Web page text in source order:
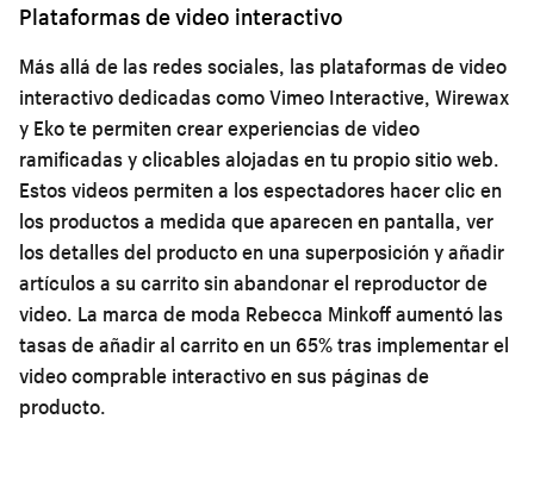
Plataformas de video interactivo
Más allá de las redes sociales, las plataformas de video
interactivo dedicadas como Vimeo Interactive, Wirewax
y Eko te permiten crear experiencias de video
ramificadas y clicables alojadas en tu propio sitio web.
Estos videos permiten a los espectadores hacer clic en
los productos a medida que aparecen en pantalla, ver
los detalles del producto en una superposición y añadir
artículos a su carrito sin abandonar el reproductor de
video. La marca de moda Rebecca Minkoff aumentó las
tasas de añadir al carrito en un 65% tras implementar el
video comprable interactivo en sus páginas de
producto.